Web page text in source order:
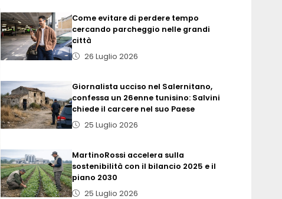
Come evitare di perdere tempo
cercando parcheggio nelle grandi
città
26 Luglio 2026
Giornalista ucciso nel Salernitano,
confessa un 26enne tunisino: Salvini
chiede il carcere nel suo Paese
25 Luglio 2026
MartinoRossi accelera sulla
sostenibilità con il bilancio 2025 e il
piano 2030
25 Luglio 2026